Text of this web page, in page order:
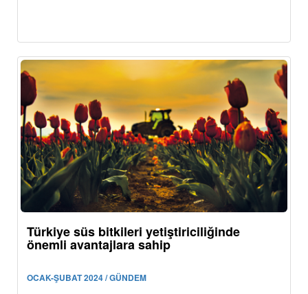
Türkiye süs bitkileri yetiştiriciliğinde
önemli avantajlara sahip
OCAK-ŞUBAT 2024 / GÜNDEM